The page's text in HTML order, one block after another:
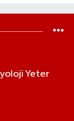
Yeter